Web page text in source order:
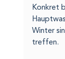
Konkret
Winter
treffen.